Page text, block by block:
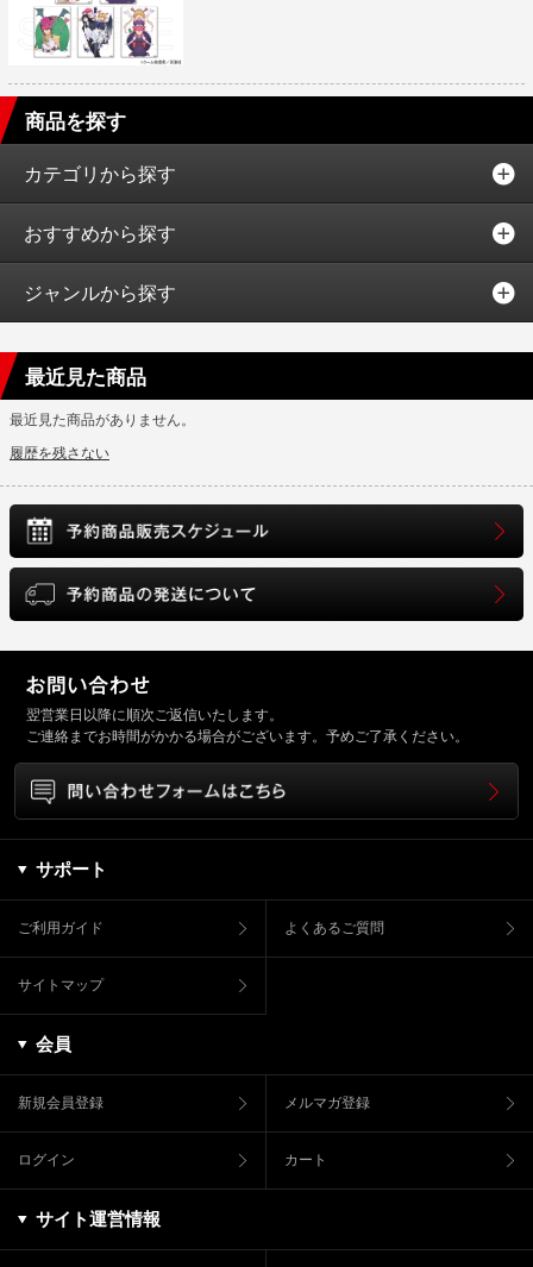
商品を探す
カテゴリから探す
おすすめから探す
ジャンルから探す
最近見た商品
最近見た商品がありません。
履歴を残さない
翌営業日以降に順次ご返信いたします。
ご連絡までお時間がかかる場合がございます。予めご了承ください。
サポート
ご利用ガイド よくあるご質問
サイトマップ
会員
新規会員登録 メルマガ登録
ログイン カート
サイト運営情報